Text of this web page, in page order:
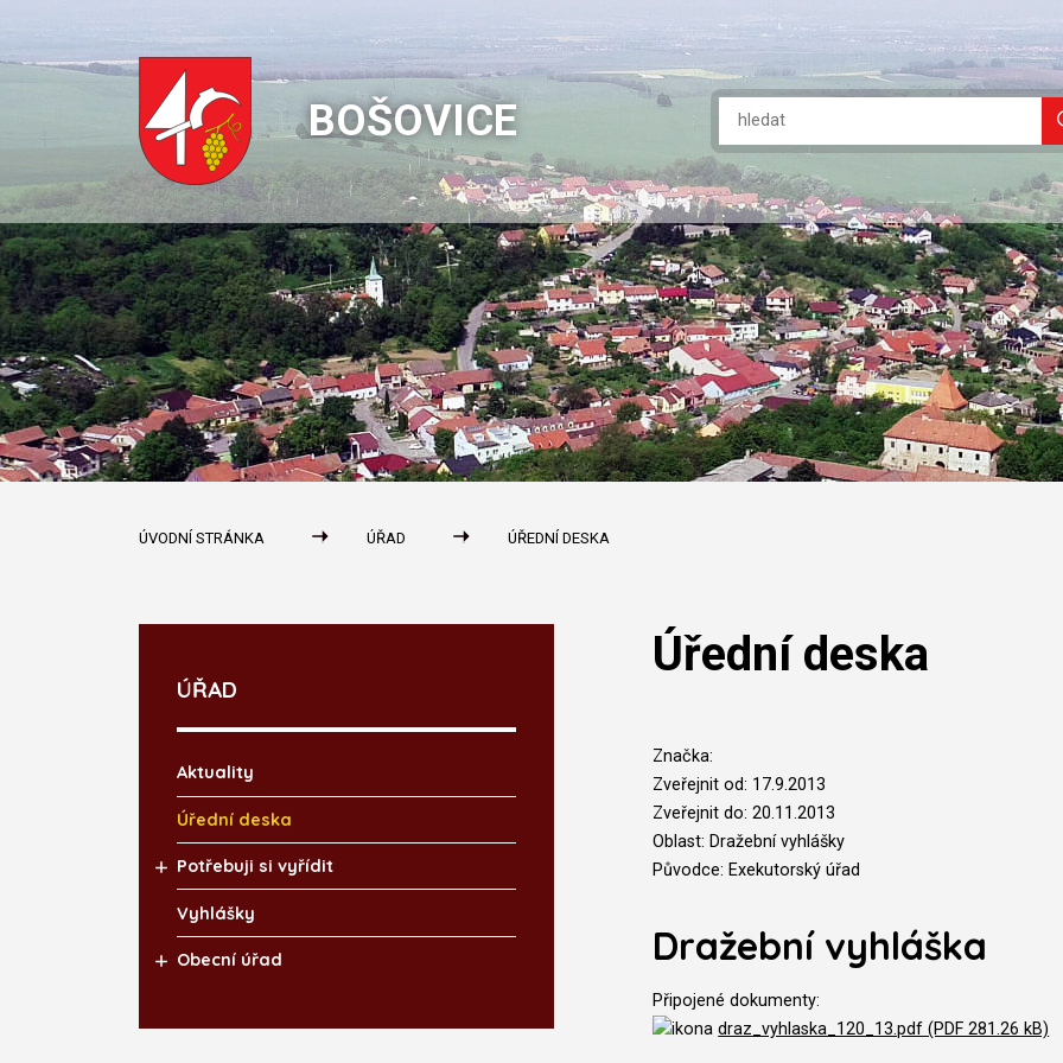
BOŠOVICE
ÚVODNÍ STRÁNKA ÚŘAD ÚŘEDNÍ DESKA
Úřední deska
Značka:
Zveřejnit od: 17.9.2013
Zveřejnit do: 20.11.2013
Oblast: Dražební vyhlášky
Původce: Exekutorský úřad
Dražební vyhláška
Připojené dokumenty:
draz_vyhlaska_120_13.pdf (PDF 281.26 kB)
ÚŘAD
Aktuality
Úřední deska
Potřebuji si vyřídit
Vyhlášky
Obecní úřad